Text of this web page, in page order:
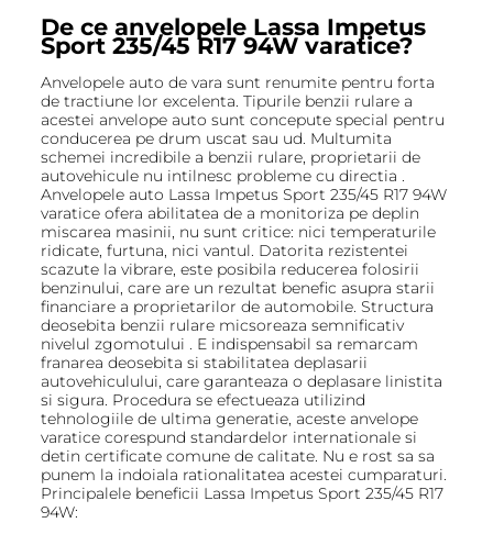
De ce anvelopele Lassa Impetus
Sport 235/45 R17 94W varatice?
Anvelopele auto de vara sunt renumite pentru forta
de tractiune lor excelenta. Tipurile benzii rulare a
acestei anvelope auto sunt concepute special pentru
conducerea pe drum uscat sau ud. Multumita
schemei incredibile a benzii rulare, proprietarii de
autovehicule nu intilnesc probleme cu directia .
Anvelopele auto Lassa Impetus Sport 235/45 R17 94W
varatice ofera abilitatea de a monitoriza pe deplin
miscarea masinii, nu sunt critice: nici temperaturile
ridicate, furtuna, nici vantul. Datorita rezistentei
scazute la vibrare, este posibila reducerea folosirii
benzinului, care are un rezultat benefic asupra starii
financiare a proprietarilor de automobile. Structura
deosebita benzii rulare micsoreaza semnificativ
nivelul zgomotului . E indispensabil sa remarcam
franarea deosebita si stabilitatea deplasarii
autovehiculului, care garanteaza o deplasare linistita
si sigura. Procedura se efectueaza utilizind
tehnologiile de ultima generatie, aceste anvelope
varatice corespund standardelor internationale si
detin certificate comune de calitate. Nu e rost sa sa
punem la indoiala rationalitatea acestei cumparaturi.
Principalele beneficii Lassa Impetus Sport 235/45 R17
94W: